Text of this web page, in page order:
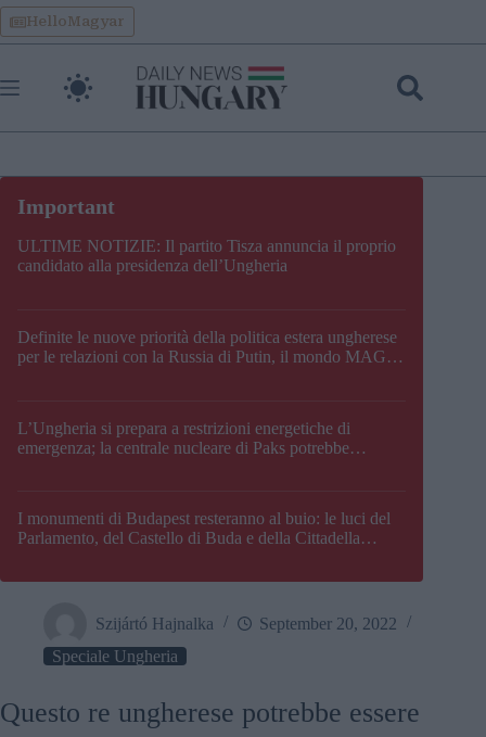
Skip
to
content
HelloMagyar
ULTIME NOTIZIE: Il partito Tisza annuncia il proprio
candidato alla presidenza dell’Ungheria
Definite le nuove priorità della politica estera ungherese
per le relazioni con la Russia di Putin, il mondo MAGA,
L’Ungheria si prepara a restrizioni energetiche di
emergenza; la centrale nucleare di Paks potrebbe
I monumenti di Budapest resteranno al buio: le luci del
Parlamento, del Castello di Buda e della Cittadella
Szijártó Hajnalka
September 20, 2022
Speciale Ungheria
Questo re ungherese potrebbe essere